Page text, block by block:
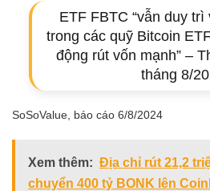
ETF FBTC “vẫn duy
trong các quỹ Bitcoin
động rút vốn mạnh” –
tháng 8/
SoSoValue, báo cáo 6/8/2024
Xem thêm: Địa chỉ rút 21,2
chuyển 400 tỷ BONK lên